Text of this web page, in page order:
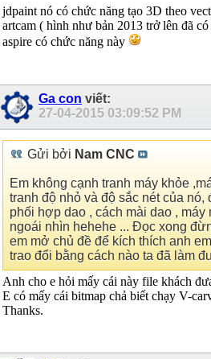
jdpaint nó có chức năng tạo 3D theo
artcam ( hình như bản 2013 trở lên đã
aspire có chức năng này
Ga con viết:
27-04-2015 03:09:52 PM
Gửi bởi Nam CNC
Em không cạnh tranh máy khỏe
tranh độ nhỏ và độ sắc nét của nó,
phối hợp dao , cách mài dao ,
ngoái nhìn hehehe ... Đọc xong
em mở chủ đề để kích thích anh
trao đổi bằng cách nào ta đã làm
Anh cho e hỏi mấy cái này file khách
E có mấy cái bitmap chả biết chạy V-
Thanks.